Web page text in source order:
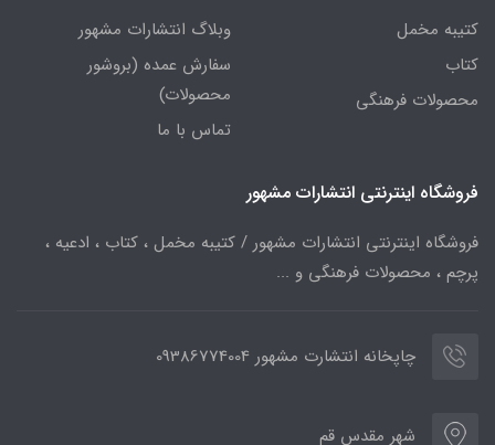
کتیبه مخمل
کتاب
محصولات فرهنگی
وبلاگ انتشارات مشهور
سفارش عمده (بروشور
محصولات)
تماس با ما
فروشگاه اینترنتی انتشارات مشهور
فروشگاه اینترنتی انتشارات مشهور / کتیبه مخمل ، کتاب ، ادعیه ،
پرچم ، محصولات فرهنگی و ...
چاپخانه انتشارت مشهور 09386774004
شهر مقدس قم